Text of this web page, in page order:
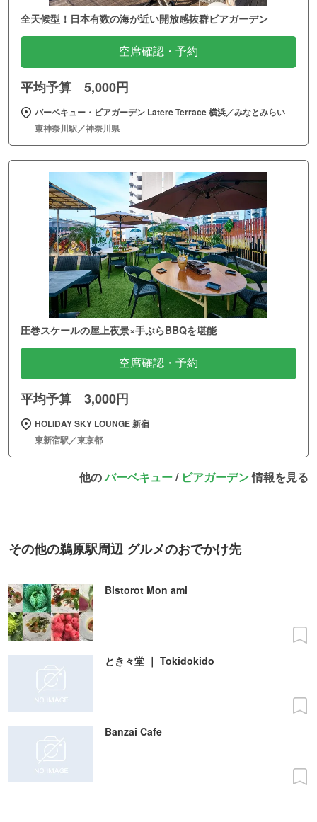
全天候型！日本有数の海が近い開放感抜群ビアガーデン
空席確認・予約
平均予算 5,000円
バーベキュー・ビアガーデン Latere Terrace 横浜／みなとみらい
東神奈川駅／神奈川県
圧巻スケールの屋上夜景×手ぶらBBQを堪能
空席確認・予約
平均予算 3,000円
HOLIDAY SKY LOUNGE 新宿
東新宿駅／東京都
他のバーベキュー/ ビアガーデン情報を見る
その他の鵜原駅周辺 グルメのおでかけ先
Bistorot Mon ami
とき々堂 ｜ Tokidokido
Banzai Cafe